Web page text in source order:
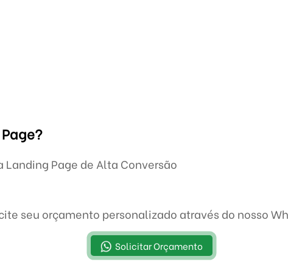
Landing Page de Alta Conversão
seu orçamento personalizado através do nosso
Solicitar Orçamento